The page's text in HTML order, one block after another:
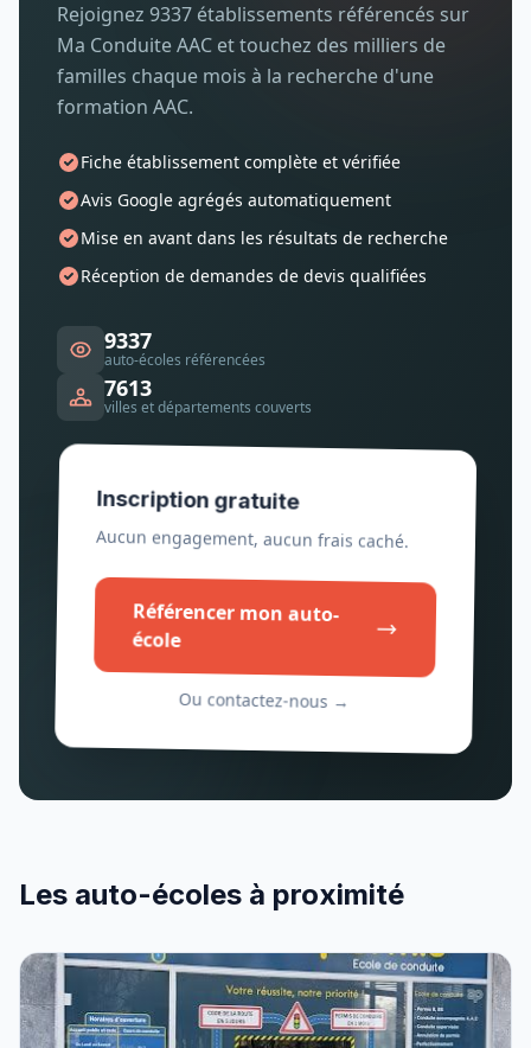
Rejoignez 9337 établissements référencés sur
Ma Conduite AAC et touchez des milliers de
familles chaque mois à la recherche d'une
formation AAC.
Fiche établissement complète et vérifiée
Avis Google agrégés automatiquement
Mise en avant dans les résultats de recherche
Réception de demandes de devis qualifiées
9337
auto-écoles référencées
7613
villes et départements couverts
Inscription gratuite
Aucun engagement, aucun frais caché.
Référencer mon auto-
école
Ou contactez-nous →
Les auto-écoles à proximité